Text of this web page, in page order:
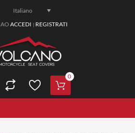
Italiano
ACCEDI | REGISTRATI
0